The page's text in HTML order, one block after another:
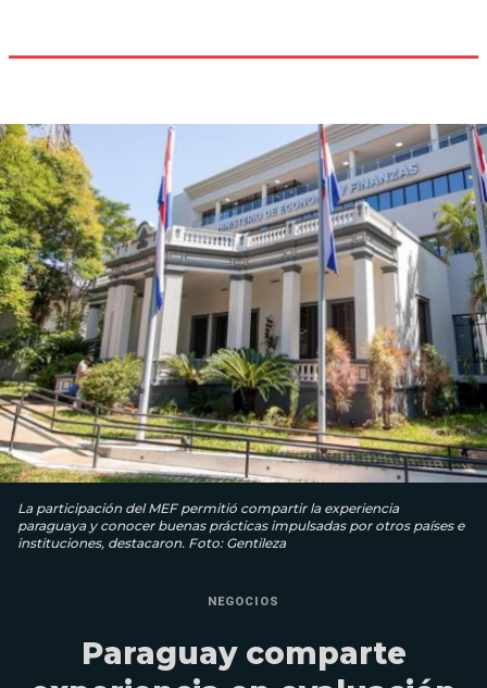
La participación del MEF permitió compartir la experiencia
paraguaya y conocer buenas prácticas impulsadas por otros países e
instituciones, destacaron. Foto: Gentileza
NEGOCIOS
Paraguay comparte